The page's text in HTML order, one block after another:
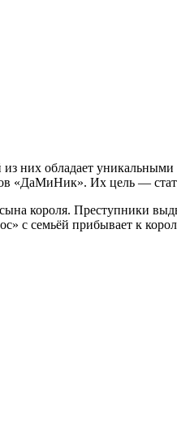
них обладает
«ДаМиНик». Их цель —
короля. Преступники
с семьёй прибывает к